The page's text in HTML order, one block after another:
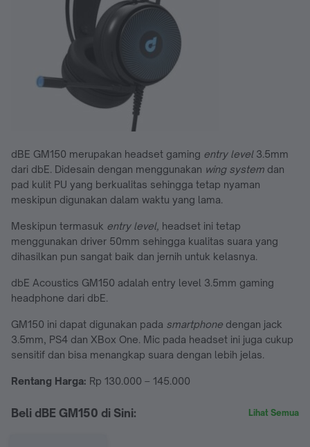
dBE GM150 merupakan headset gaming entry level 3.5mm
dari dbE. Didesain dengan menggunakan wing system dan
pad kulit PU yang berkualitas sehingga tetap nyaman
meskipun digunakan dalam waktu yang lama.
Meskipun termasuk entry level, headset ini tetap
menggunakan driver 50mm sehingga kualitas suara yang
dihasilkan pun sangat baik dan jernih untuk kelasnya.
dbE Acoustics GM150 adalah entry level 3.5mm gaming
headphone dari dbE.
GM150 ini dapat digunakan pada smartphone dengan jack
3.5mm, PS4 dan XBox One. Mic pada headset ini juga cukup
sensitif dan bisa menangkap suara dengan lebih jelas.
Rentang Harga: Rp 130.000 – 145.000
Beli dBE GM150 di Sini: Lihat Semua